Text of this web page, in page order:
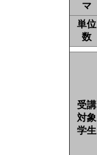
マ
単位
数
受講
対象
学生